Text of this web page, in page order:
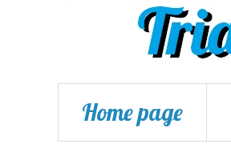
Home page